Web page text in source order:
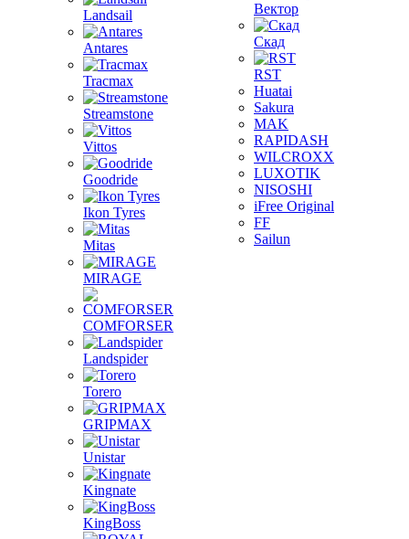
Landsail
Antares
Tracmax
Streamstone
Vittos
Goodride
Ikon Tyres
Mitas
MIRAGE
COMFORSER
Landspider
Torero
GRIPMAX
Unistar
Kingnate
KingBoss
Вектор
Скад
RST
Huatai
Sakura
MAK
RAPIDASH
WILCROXX
LUXOTIK
NISOSHI
iFree Original
FF
Sailun